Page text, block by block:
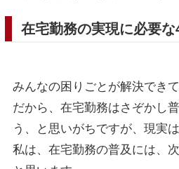
在宅勤務の実現に必要
みんなの困りごとが解決でき
だから、在宅勤務はさぞかし
う、と思いがちですが、現実
私は、在宅勤務の普及には、